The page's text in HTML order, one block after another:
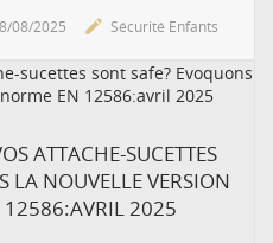
08/2025  Sécurité Enfants
ATTACHE-SUCETTES
LA NOUVELLE VERSION
12586:AVRIL 2025